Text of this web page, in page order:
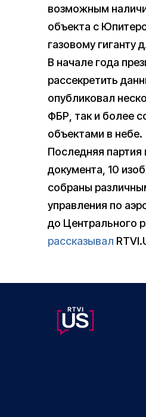
возможным
объекта с
газовому гиганту
В начале года
рассекретить
опубликовал
ФБР, так и более
объектами в небе.
Последняя
документа, 10
собраны
управления по
до Центрального
рассказывал